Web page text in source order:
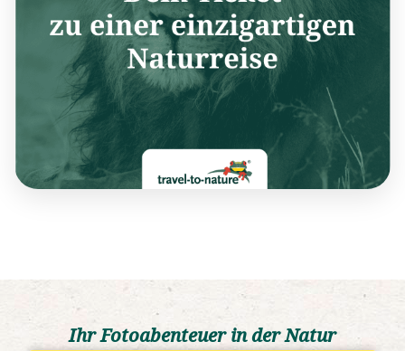
Ihr Fotoabenteuer in der Natur